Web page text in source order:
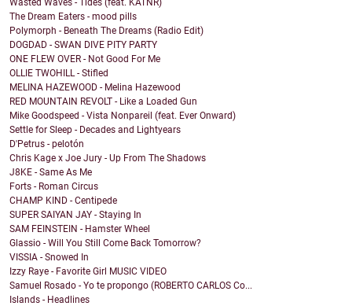
Wasted Waves - Tides (feat. KATNR)
The Dream Eaters - mood pills
Polymorph - Beneath The Dreams (Radio Edit)
DOGDAD - SWAN DIVE PITY PARTY
ONE FLEW OVER - Not Good For Me
OLLIE TWOHILL - Stifled
MELINA HAZEWOOD - Melina Hazewood
RED MOUNTAIN REVOLT - Like a Loaded Gun
Mike Goodspeed - Vista Nonpareil (feat. Ever Onward)
Settle for Sleep - Decades and Lightyears
D'Petrus - pelotón
Chris Kage x Joe Jury - Up From The Shadows
J8KE - Same As Me
Forts - Roman Circus
CHAMP KIND - Centipede
SUPER SAIYAN JAY - Staying In
SAM FEINSTEIN - Hamster Wheel
Glassio - Will You Still Come Back Tomorrow?
VISSIA - Snowed In
Izzy Raye - Favorite Girl MUSIC VIDEO
Samuel Rosado - Yo te propongo (ROBERTO CARLOS Co...
Islands - Headlines